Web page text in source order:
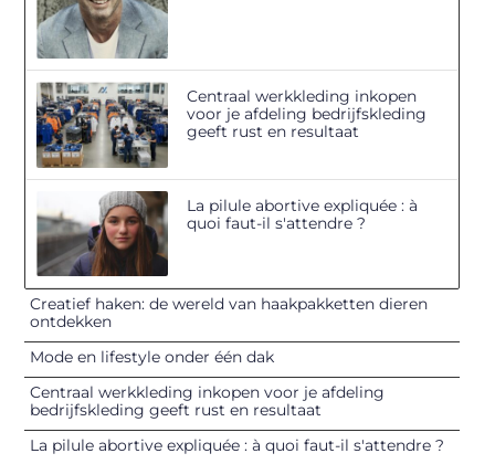
Centraal werkkleding inkopen
voor je afdeling bedrijfskleding
geeft rust en resultaat
La pilule abortive expliquée : à
quoi faut-il s'attendre ?
Creatief haken: de wereld van haakpakketten dieren
ontdekken
Mode en lifestyle onder één dak
Centraal werkkleding inkopen voor je afdeling
bedrijfskleding geeft rust en resultaat
La pilule abortive expliquée : à quoi faut-il s'attendre ?